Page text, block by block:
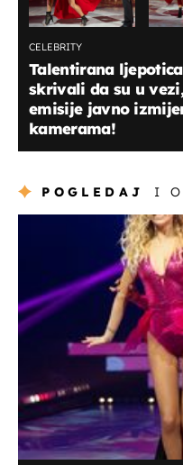
CELEBRITY
Talentirana
skrivali da su u
emisije javno
kamerama!
POGLEDAJ I